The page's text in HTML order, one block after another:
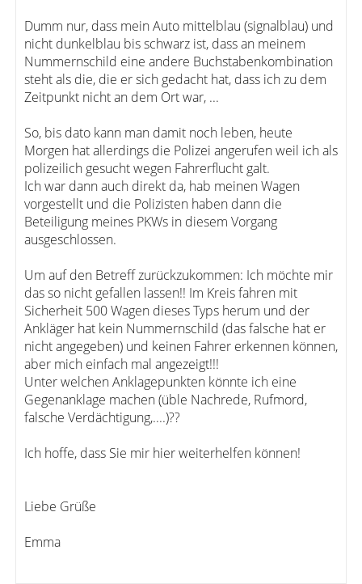
Dumm nur, dass mein Auto mittelblau (signalblau) und
nicht dunkelblau bis schwarz ist, dass an meinem
Nummernschild eine andere Buchstabenkombination
steht als die, die er sich gedacht hat, dass ich zu dem
Zeitpunkt nicht an dem Ort war, ...
So, bis dato kann man damit noch leben, heute
Morgen hat allerdings die Polizei angerufen weil ich als
polizeilich gesucht wegen Fahrerflucht galt.
Ich war dann auch direkt da, hab meinen Wagen
vorgestellt und die Polizisten haben dann die
Beteiligung meines PKWs in diesem Vorgang
ausgeschlossen.
Um auf den Betreff zurückzukommen: Ich möchte mir
das so nicht gefallen lassen!! Im Kreis fahren mit
Sicherheit 500 Wagen dieses Typs herum und der
Ankläger hat kein Nummernschild (das falsche hat er
nicht angegeben) und keinen Fahrer erkennen können,
aber mich einfach mal angezeigt!!!
Unter welchen Anklagepunkten könnte ich eine
Gegenanklage machen (üble Nachrede, Rufmord,
falsche Verdächtigung,....)??
Ich hoffe, dass Sie mir hier weiterhelfen können!
Liebe Grüße
Emma